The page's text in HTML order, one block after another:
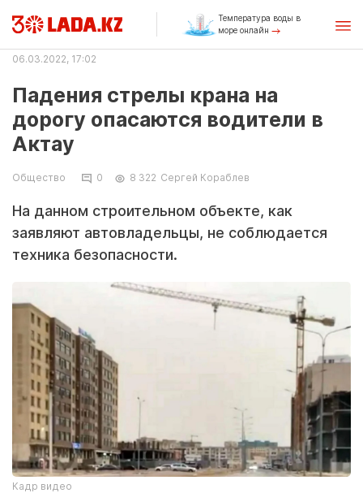
Температура воды в
море онлайн
06.03.2022, 17:02
Падения стрелы крана на
дорогу опасаются водители в
Актау
Общество 0 8 322 Сергей Кораблев
На данном строительном объекте, как
заявляют автовладельцы, не соблюдается
техника безопасности.
Кадр видео